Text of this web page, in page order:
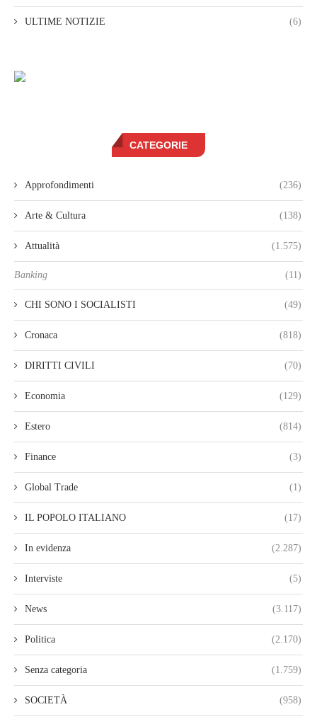
ULTIME NOTIZIE (6)
CATEGORIE
Approfondimenti (236)
Arte & Cultura (138)
Attualità (1.575)
Banking (11)
CHI SONO I SOCIALISTI (49)
Cronaca (818)
DIRITTI CIVILI (70)
Economia (129)
Estero (814)
Finance (3)
Global Trade (1)
IL POPOLO ITALIANO (17)
In evidenza (2.287)
Interviste (5)
News (3.117)
Politica (2.170)
Senza categoria (1.759)
SOCIETÀ (958)